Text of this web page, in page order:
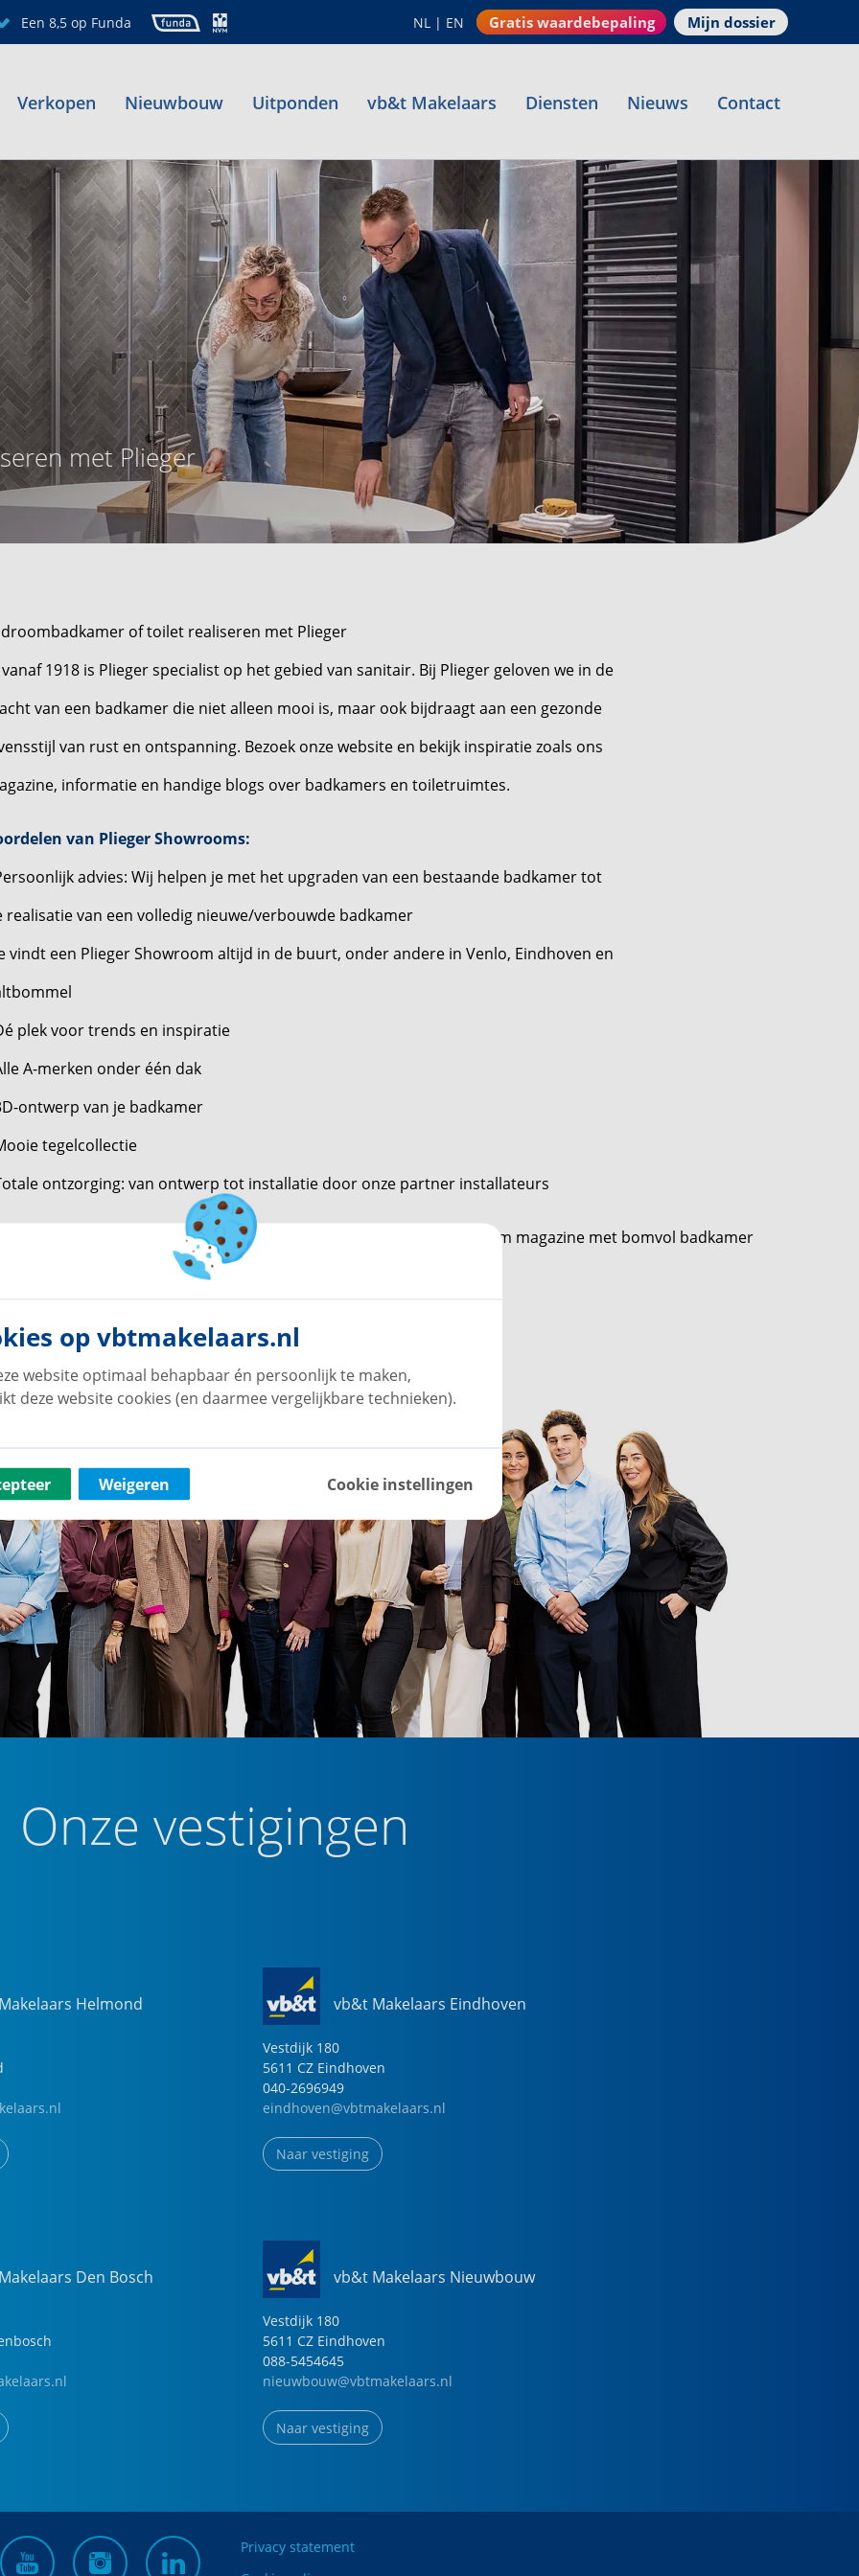
Een 8,5 op Funda NL | EN Gratis waardebepaling Mijn dossier
Verkopen Nieuwbouw Uitponden vb&t Makelaars Diensten Nieuws Contact
met Plieger
droombadkamer of toilet realiseren met Plieger
1918 is Plieger specialist op het gebied van sanitair. Bij Plieger geloven we in de
van een badkamer die niet alleen mooi is, maar ook bijdraagt aan een gezonde
van rust en ontspanning. Bezoek onze website en bekijk inspiratie zoals ons
informatie en handige blogs over badkamers en toiletruimtes.
van Plieger Showrooms:
advies: Wij helpen je met het upgraden van een bestaande badkamer tot
realisatie van een volledig nieuwe/verbouwde badkamer
vindt een Plieger Showroom altijd in de buurt, onder andere in Venlo, Eindhoven en
plek voor trends en inspiratie
A-merken onder één dak
ontwerp van je badkamer
tegelcollectie
ontzorging: van ontwerp tot installatie door onze partner installateurs
je gegevens in en ontvang gratis het complete Plieger showroom magazine met bomvol badkamer
Onze vestigingen
Helmond vb&t Makelaars Eindhoven
Vestdijk 180
5611 CZ Eindhoven
040-2696949
eindhoven@vbtmakelaars.nl
Naar vestiging
Den Bosch vb&t Makelaars Nieuwbouw
Vestdijk 180
5611 CZ Eindhoven
088-5454645
nieuwbouw@vbtmakelaars.nl
Naar vestiging
Privacy statement
op vbtmakelaars.nl
website optimaal behapbaar én persoonlijk te maken,
deze website cookies (en daarmee vergelijkbare technieken).
Weigeren Cookie instellingen